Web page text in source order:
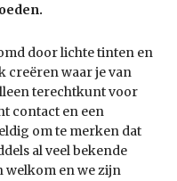
door lichte tinten en
creëren waar je van
terechtkunt voor
contact en een
om te merken dat
al veel bekende
welkom en we zijn